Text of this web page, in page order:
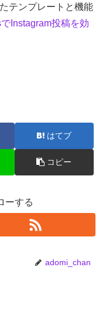
テンプレートと機能
Instagram投稿を効
はてブ
コピー
ーする
adomi_chan